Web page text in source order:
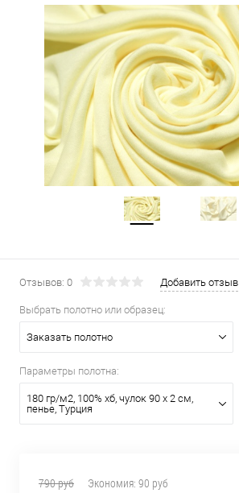
Отзывов: 0 Добавить отзыв
Выбрать полотно или образец:
Заказать полотно
Параметры полотна:
180 гр/м2, 100% хб, чулок 90 х 2 см,
пенье, Турция
790 руб Экономия: 90 руб